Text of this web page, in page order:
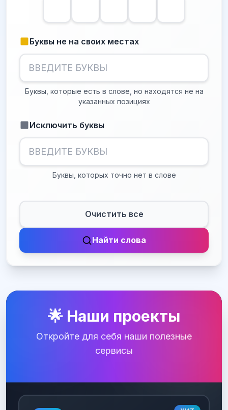
Буквы не на своих местах
Буквы, которые есть в слове, но находятся не на
указанных позициях
Исключить буквы
Буквы, которых точно нет в слове
Очистить все
Найти слова
🌟 Наши проекты
Откройте для себя наши полезные
сервисы